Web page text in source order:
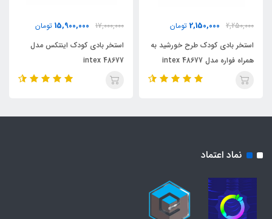
2,250,000
2,150,000 تومان
استخر بادی کودک طرح خورشید به
همراه فواره مدل 48677 intex
17,000,000
15,900,000 تومان
استخر بادی کودک اینتکس مدل
48677 intex
نماد اعتماد